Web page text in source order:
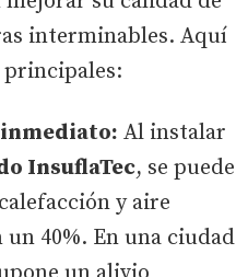
interminables. Aquí
principales:
Al instalar
InsuflaTec, se puede
y aire
40%. En una ciudad